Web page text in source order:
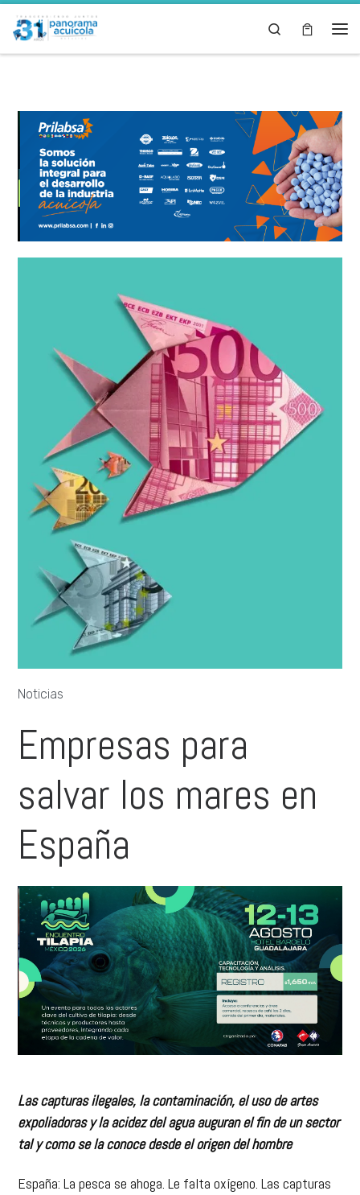
Skip to content Search
Noticias
Empresas para
salvar los mares en
España
Las capturas ilegales, la contaminación, el uso de artes
expoliadoras y la acidez del agua auguran el fin de un sector
tal y como se la conoce desde el origen del hombre
España: La pesca se ahoga. Le falta oxígeno. Las capturas